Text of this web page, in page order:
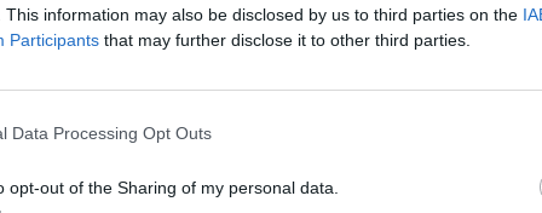
This information may also be disclosed by us to third parties on the
Participants that may further disclose it to other third parties.
Data Processing Opt Outs
opt-out of the Sharing of my personal data.
ανταγωνιστική, μετά την «επίθεση» που
φορολόγηση, την εκτίναξη των
παραγωγής, την πιστωτική ασφυξία, την
των πόρων του ΠΑΑ (το μέτρο 17, για την
των κινδύνων από την κλιματική αλλαγή,
υπο-αξιοποίηση του Επιχειρησιακού